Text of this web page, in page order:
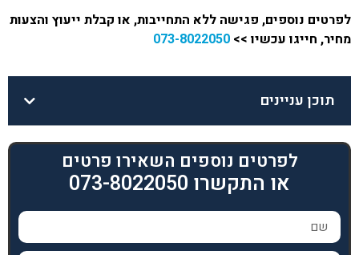
תוכן עניינים
לפרטים נוספים השאירו פרטים
או התקשרו 073-8022050
לפרטים נוספים, פגישה ללא התחייבות, או קבלת ייעוץ והצעות
מחיר, חייגו עכשיו >> 073-8022050